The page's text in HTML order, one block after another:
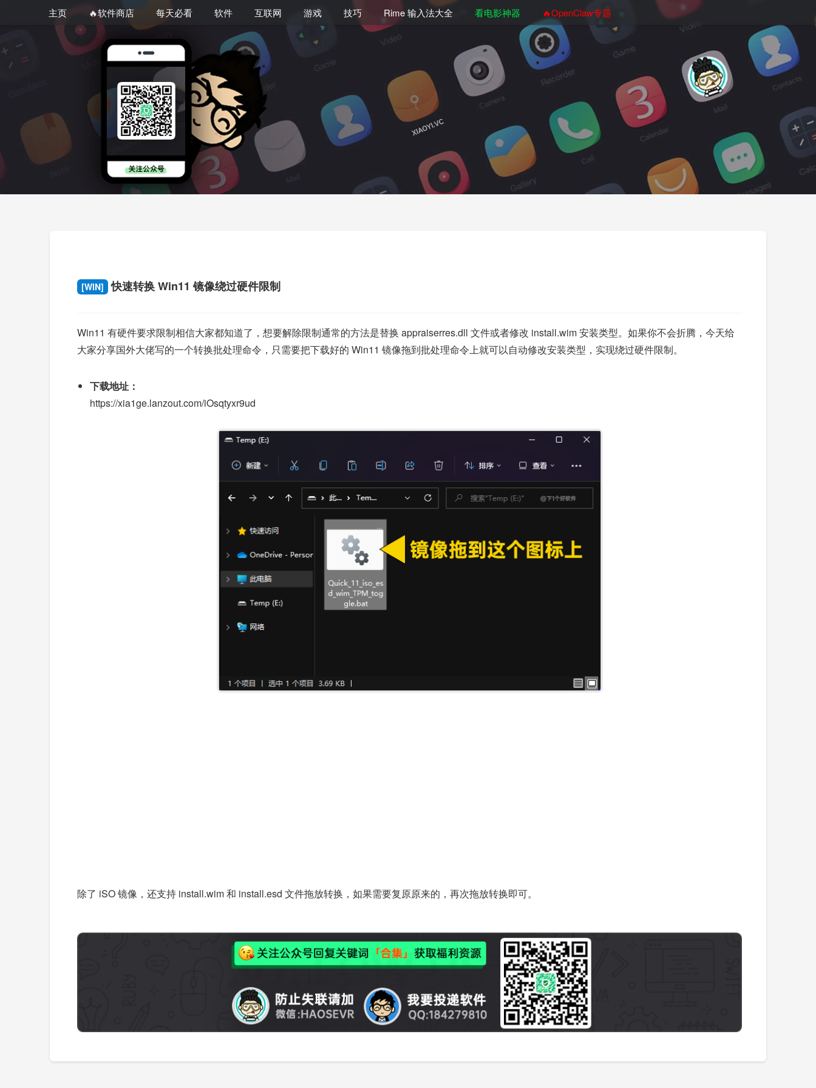
主页 🔥软件商店 每天必看 软件 互联网 游戏 技巧 Rime 输入法大全 看电影神器 🔥OpenClaw专题
[WIN] 快速转换 Win11 镜像绕过硬件限制
Win11 有硬件要求限制相信大家都知道了，想要解除限制通常的方法是替换 appraiserres.dll 文件或者修改 install.wim 安装类型。如果你不会折腾，今天给
大家分享国外大佬写的一个转换批处理命令，只需要把下载好的 Win11 镜像拖到批处理命令上就可以自动修改安装类型，实现绕过硬件限制。
下载地址：
https://xia1ge.lanzout.com/iOsqtyxr9ud
除了 iSO 镜像，还支持 install.wim 和 install.esd 文件拖放转换，如果需要复原原来的，再次拖放转换即可。